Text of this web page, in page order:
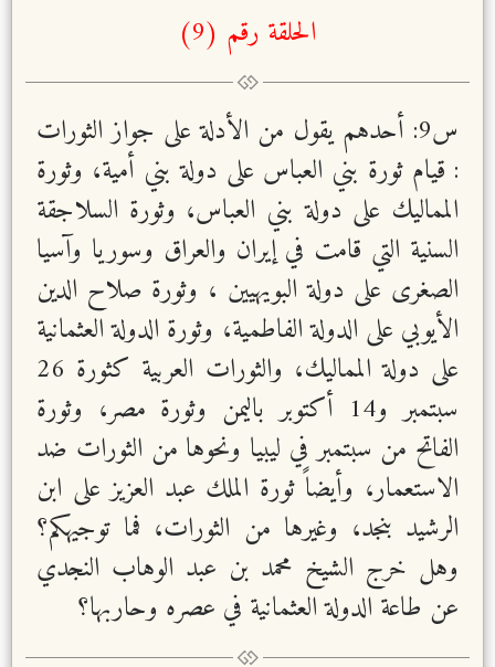
الحلقة رقم (9
)
س9: أحدهم يقول من الأدلة على جواز الثورات
: قيام ثورة بني العباس على دولة بني أمية، وثورة
المماليك على دولة بني العباس، وثورة السلاجقة
السنية التي قامت في إيران والعراق وسوريا وآسيا
الصغرى على دولة البويهيين ، وثورة صلاح الدين
الأيوبي على الدولة الفاطمية، وثورة الدولة العثمانية
على دولة المماليك، والثورات العربية كثورة 26
سبتمبر و14 أكتوبر باليمن وثورة مصر، وثورة
الفاتح من سبتمبر في ليبيا ونحوها من الثورات ضد
الاستعمار، وأيضاً ثورة الملك عبد العزيز على ابن
الرشيد بنجد، وغيرها من الثورات، فما توجيهكم؟
وهل خرج الشيخ محمد بن عبد الوهاب النجدي
عن طاعة الدولة العثمانية في عصره وحاربها؟